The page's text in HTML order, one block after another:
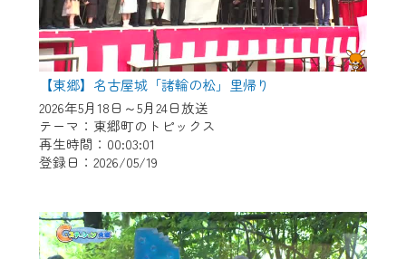
【東郷】名古屋城「諸輪の松」里帰り
2026年5月18日～5月24日放送
テーマ：東郷町のトピックス
再生時間：00:03:01
登録日：2026/05/19